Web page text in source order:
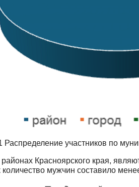
Распределение участников по
Красноярского края,
количество мужчин составило